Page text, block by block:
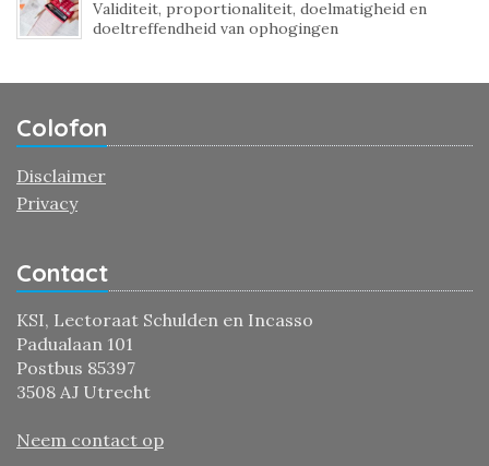
Validiteit, proportionaliteit, doelmatigheid en
doeltreffendheid van ophogingen
Colofon
Disclaimer
Privacy
Contact
KSI, Lectoraat Schulden en Incasso
Padualaan 101
Postbus 85397
3508 AJ Utrecht
Neem contact op